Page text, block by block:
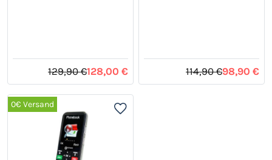
129,90 €128,00 € 114,90 €98,90 €
0€ Versand